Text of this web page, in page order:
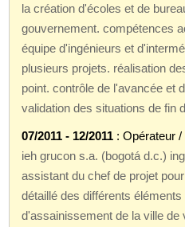
la création d'écoles et de
gouvernement. compétences
équipe d'ingénieurs et
plusieurs projets. réalisation
point. contrôle de l'avancée et
validation des situations de fin
07/2011 - 12/2011 : Opérateur
ieh grucon s.a. (bogotá d.c.)
assistant du chef de projet
détaillé des différents
d'assainissement de la ville de